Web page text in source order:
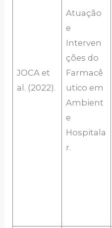
JOCA et
al. (2022).
Atuação
e
Interven
ções do
Farmacê
utico em
Ambient
e
Hospitala
r.